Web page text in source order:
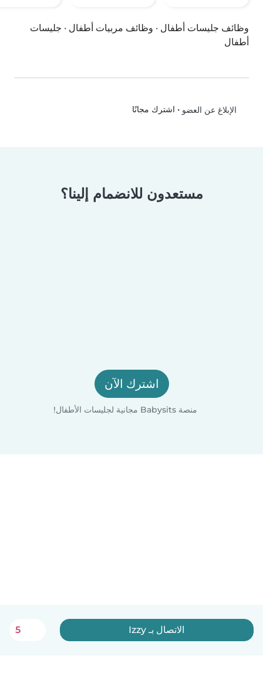
وظائف جليسات أطفال · وظائف مربيات أطفال · جليسات
أطفال
الإبلاغ عن العضو • اشترك مجانًا
مستعدون للانضمام إلينا؟
اشترك الآن
منصة Babysits مجانية لجليسات الأطفال!
الاتصال بـ Izzy 5